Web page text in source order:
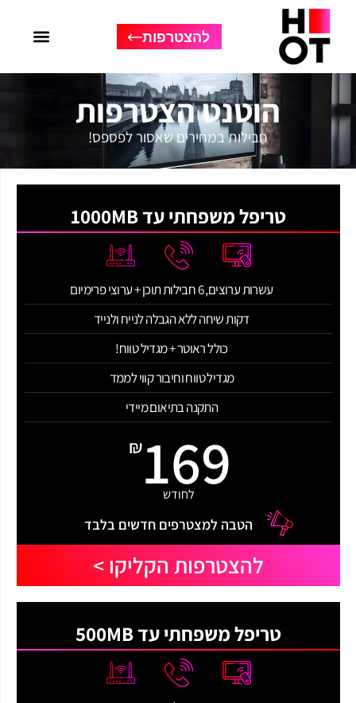
להצטרפות
הוטנט הצטרפות
חבילות במחירים שאסור לפספס!
טריפל משפחתי עד 1000MB
עשרות ערוצים, 6 חבילות תוכן + ערוצי פרימיום
דקות שיחה ללא הגבלה לנייח ולנייד
כולל ראוטר + מגדיל טווח!
מגדיל טווח וחיבור קווי לממד
התקנה בתיאום מיידי
₪169
לחודש
הטבה למצטרפים חדשים בלבד
להצטרפות הקליקו >
טריפל משפחתי עד 500MB